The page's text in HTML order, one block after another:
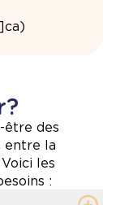
)
être des
entre la
les
: